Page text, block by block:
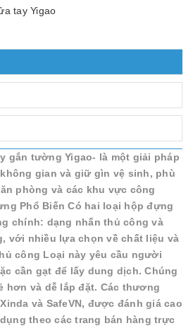
tay Yigao
gắn tường Yigao- là một giải pháp
gian và giữ gìn vệ sinh, phù
phòng và các khu vực công
Phổ Biến Có hai loại hộp đựng
chính: dạng nhấn thủ công và
với nhiều lựa chọn về chất liệu và
công Loại này yêu cầu người
cần gạt để lấy dung dịch. Chúng
hơn và dễ lắp đặt. Các thương
và SafeVN, được đánh giá cao
theo các trang bán hàng trực